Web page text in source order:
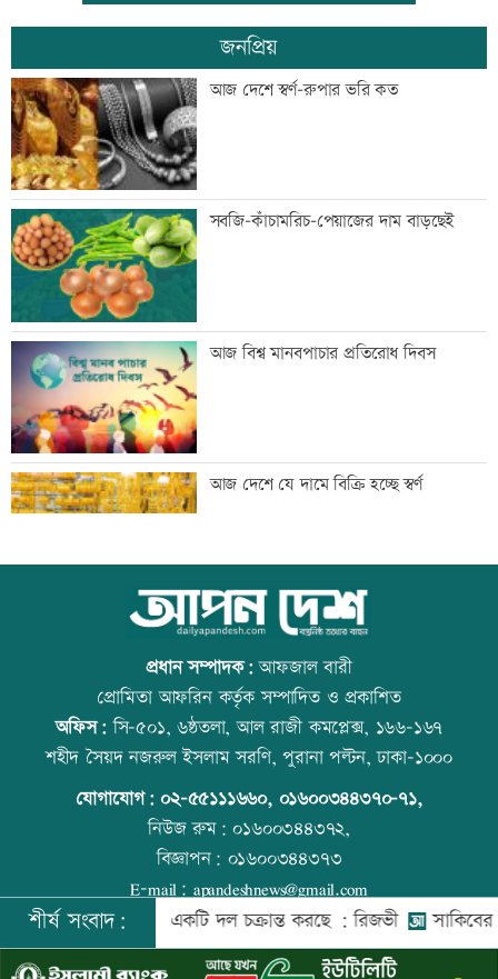
জিয়াউর রহমান দেশে প্রথম সবুজ বিপ্লবের
ডাক দিয়েছিলেন: পরিবেশমন্ত্রী
প্রথম শ্রেণিতে ভর্তি লটারিতে
মেঘনার ভাঙনরোধে জিও ব্যাগ প্রকল্পে
অনিয়ম, এলাকাবাসীর মানববন্ধন
বাংলাদেশি পাঁচ হাজার কৃষি শ্রমিক নেবে
ওমান
স্বর্ণ খাতকে আনুষ্ঠানিক কাঠামোয় আনছে
সরকার, মতামত চাইল মন্ত্রণালয়
গবেষণা-দক্ষতা উন্নয়নে বাংলাদেশ-অস্ট্রেলিয়ার
নতুন উদ্যোগ
বিমানবন্দরে বাড়ছে নিরাপত্তা, বসছে অ্যান্টি-
ড্রোন সিস্টেম
জনপ্রিয়
আজ দেশে স্বর্ণ-রুপার ভরি কত
সবজি-কাঁচামরিচ-পেয়াজের দাম বাড়ছেই
আজ বিশ্ব মানবপাচার প্রতিরোধ দিবস
আজ দেশে যে দামে বিক্রি হচ্ছে স্বর্ণ
আজ বিশ্ব বন্ধু দিবস
প্রতিমন্ত্রীকে ঘিরে ভাইরাল ভিডিওতে ছবি
জুড়ে অপপ্রচার: এলিন
বিশ্ব মাতৃদুগ্ধ দিবস আজ
প্রধান সম্পাদক:আফজাল বারী
প্রোমিতা আফরিন কর্তৃক সম্পাদিত ও প্রকাশিত
অফিস:সি-৫০১, ৬ষ্ঠতলা, আল রাজী কমপ্লেক্স, ১৬৬-১৬৭
শহীদ সৈয়দ নজরুল ইসলাম সরণি, পুরানা পল্টন, ঢাকা-১০০০
যোগাযোগ: ০২-৫৫১১১৬৬০, ০১৬০০৩৪৪৩৭০-৭১,
নিউজ রুম:০১৬০০৩৪৪৩৭২,
বিজ্ঞাপন: ০১৬০০৩৪৪৩৭৩
E-mail: apandeshnews@gmail.com
©২০২৬ |আপন দেশ ডটকমকর্তৃক সর্বসত্ব ® সংরক্ষিত | উন্নয়নে
ইমিথমেকারস.কম
শীর্ষ সংবাদ:
দেশের বিরুদ্ধে একটি দল চক্রান্ত করছে : রিজভী সাকিবের